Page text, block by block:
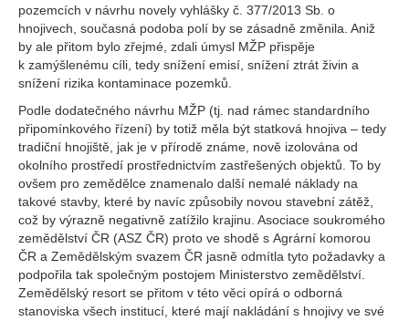
pozemcích v návrhu novely vyhlášky č. 377/2013 Sb. o
hnojivech, současná podoba polí by se zásadně změnila. Aniž
by ale přitom bylo zřejmé, zdali úmysl MŽP přispěje
k zamýšlenému cíli, tedy snížení emisí, snížení ztrát živin a
snížení rizika kontaminace pozemků.
Podle dodatečného návrhu MŽP (tj. nad rámec standardního
připomínkového řízení) by totiž měla být statková hnojiva – tedy
tradiční hnojiště, jak je v přírodě známe, nově izolována od
okolního prostředí prostřednictvím zastřešených objektů. To by
ovšem pro zemědělce znamenalo další nemalé náklady na
takové stavby, které by navíc způsobily novou stavební zátěž,
což by výrazně negativně zatížilo krajinu. Asociace soukromého
zemědělství ČR (ASZ ČR) proto ve shodě s Agrární komorou
ČR a Zemědělským svazem ČR jasně odmítla tyto požadavky a
podpořila tak společným postojem Ministerstvo zemědělství.
Zemědělský resort se přitom v této věci opírá o odborná
stanoviska všech institucí, které mají nakládání s hnojivy ve své